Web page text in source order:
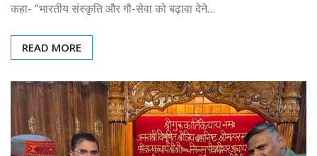
कहा- “भारतीय संस्कृति और गौ-सेवा को बढ़ावा देने…
READ MORE